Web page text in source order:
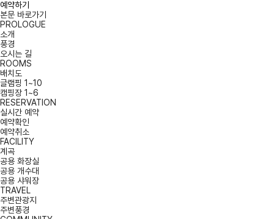
예약하기
본문 바로가기
PROLOGUE
소개
풍경
오시는 길
ROOMS
배치도
글램핑 1~10
캠핑장 1~6
RESERVATION
실시간 예약
예약확인
예약취소
FACILITY
계곡
공용 화장실
공용 개수대
공용 샤워장
TRAVEL
주변관광지
주변풍경